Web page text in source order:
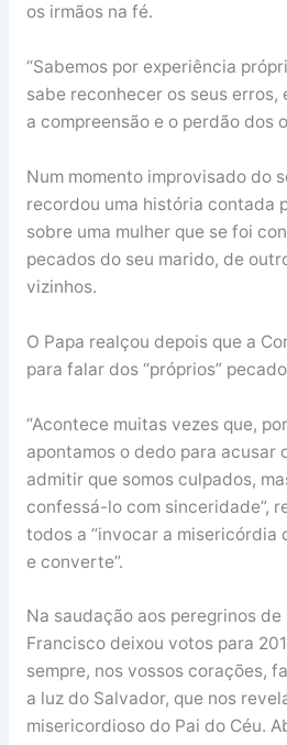
os irmãos na fé.
“Sabemos por experiência
sabe reconhecer os seus erros,
a compreensão e o perdão dos
Num momento improvisado do
recordou uma história contada
sobre uma mulher que se foi
pecados do seu marido, de
vizinhos.
O Papa realçou depois que a
para falar dos “próprios”
“Acontece muitas vezes que,
apontamos o dedo para acusar
admitir que somos culpados,
confessá-lo com sinceridade”,
todos a “invocar a misericórdia
e converte”.
Na saudação aos peregrinos
Francisco deixou votos para
sempre, nos vossos corações,
a luz do Salvador, que nos
misericordioso do Pai do Céu.